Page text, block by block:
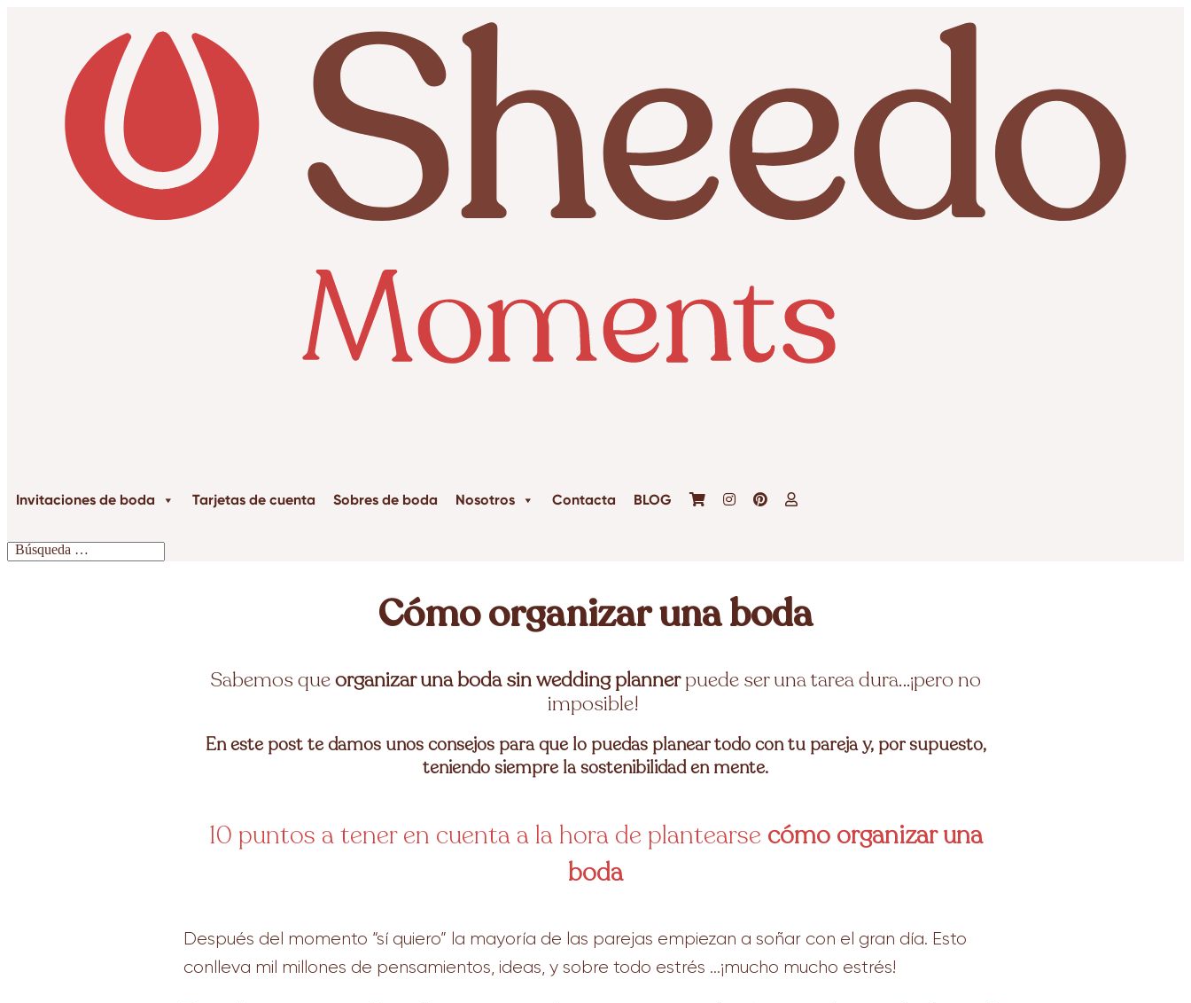
Invitaciones de boda Tarjetas de cuenta Sobres de boda Nosotros Contacta BLOG
Cómo organizar una boda
Sabemos queorganizar una boda sin wedding plannerpuede ser una tarea dura…¡pero no
imposible!
En este post te damos unos consejos para que lo puedas planear todo con tu pareja y, por supuesto,
teniendo siempre la sostenibilidad en mente.
10 puntos a tener en cuenta a la hora de plantearse cómo organizar una
boda
Después del momento “sí quiero” la mayoría de las parejas empiezan a soñar con el gran día. Esto
conlleva mil millones de pensamientos, ideas, y sobre todo estrés …¡mucho mucho estrés!